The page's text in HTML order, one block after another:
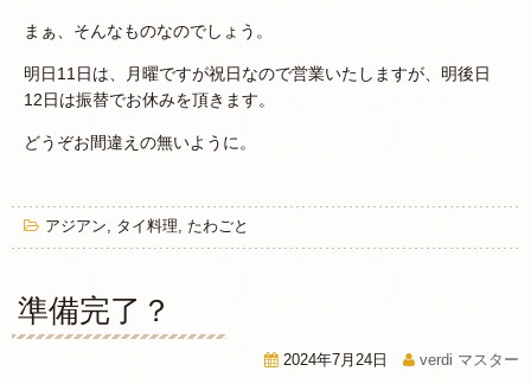
まぁ、そんなものなのでしょう。
明日11日は、月曜ですが祝日なので営業いたしますが、明後日
12日は振替でお休みを頂きます。
どうぞお間違えの無いように。
アジアン, タイ料理, たわごと
準備完了？
2024年7月24日 verdi マスター